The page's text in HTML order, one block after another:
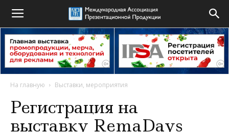
На главную Выставки, мероприятия
Регистрация на
выставку RemaDays